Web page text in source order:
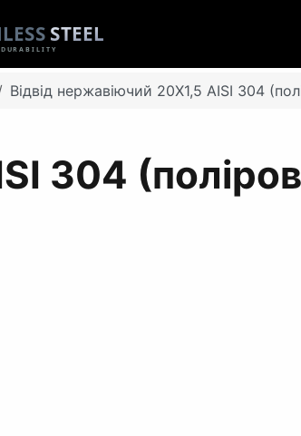
Відвід нержавіючий 20Х1,5 AISI 304
304